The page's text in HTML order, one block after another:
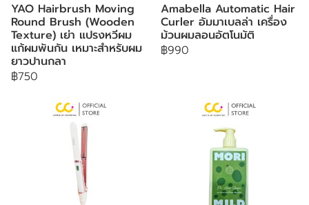
YAO Hairbrush Moving
Round Brush (Wooden
Texture) เย่า แปรงหวีผม
แก้ผมพันกัน เหมาะสำหรับผม
ยาวปานกลา
฿750
Amabella Automatic Hair
Curler อัมมาเบลล่า เครื่อง
ม้วนผมลอนอัตโนมัติ
฿990